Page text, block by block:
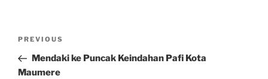
Previous
Post
PREVIOUS
Mendaki ke Puncak Keindahan Pafi Kota
Maumere